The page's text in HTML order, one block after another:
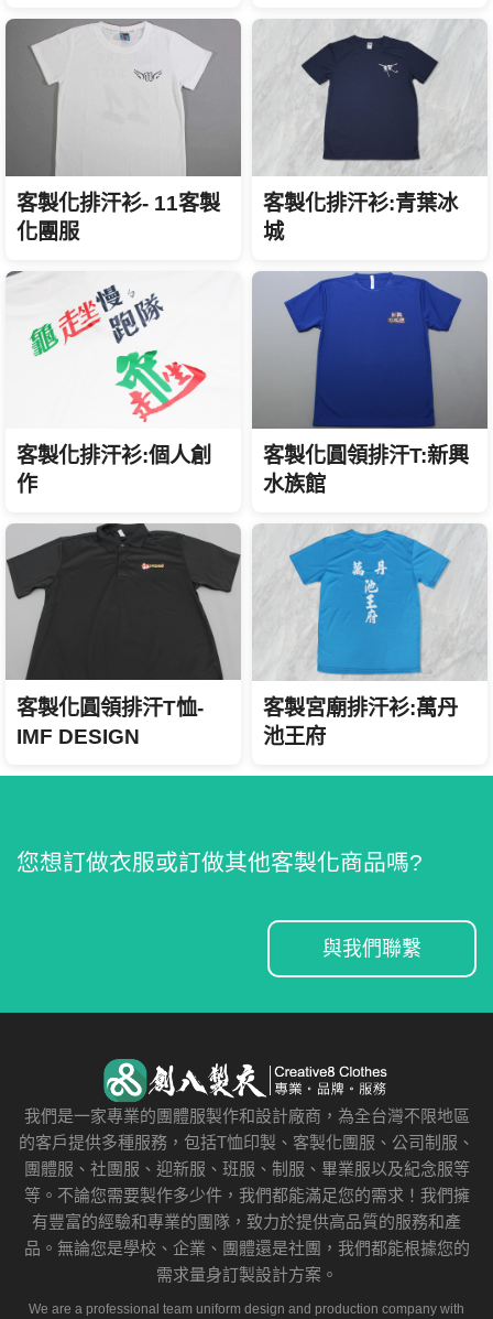
客製化排汗衫- 11客製
化團服
客製化排汗衫:青葉冰
城
客製化排汗衫:個人創
作
客製化圓領排汗T:新興
水族館
客製化圓領排汗T恤-
IMF DESIGN
客製宮廟排汗衫:萬丹
池王府
您想訂做衣服或訂做其他客製化商品嗎?
與我們聯繫
我們是一家專業的團體服製作和設計廠商，為全台灣不限地區
的客戶提供多種服務，包括T恤印製、客製化團服、公司制服、
團體服、社團服、迎新服、班服、制服、畢業服以及紀念服等
等。不論您需要製作多少件，我們都能滿足您的需求！我們擁
有豐富的經驗和專業的團隊，致力於提供高品質的服務和產
品。無論您是學校、企業、團體還是社團，我們都能根據您的
需求量身訂製設計方案。
We are a professional team uniform design and production company with